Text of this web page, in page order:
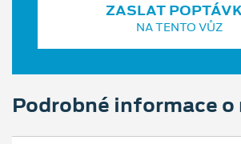
ZASLAT
NA TENTO VŮZ
Podrobné informace o